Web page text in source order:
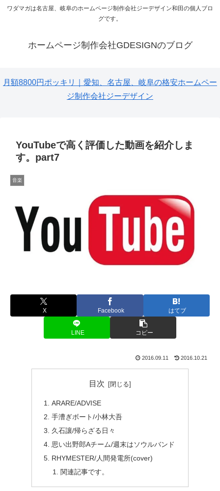
ワダマガは名古屋、岐阜のホームページ制作会社ジーデザイン和田の個人ブロ
グです。
ホームページ制作会社GDESIGNのブログ
月額8800円ポッキリ｜愛知、名古屋、岐阜の格安ホームペー
ジ制作会社ジーデザイン
YouTubeで高く評価した動画を紹介しま
す。part7
音楽
X Facebook はてブ
LINE コピー
2016.09.11 2016.10.21
目次
ARARE/ADVISE
手漕ぎボート/小林大吾
久石讓/帰らざる日々
思い出野郎Aチーム/週末はソウルバンド
RHYMESTER/人間発電所(cover)
関連記事です。